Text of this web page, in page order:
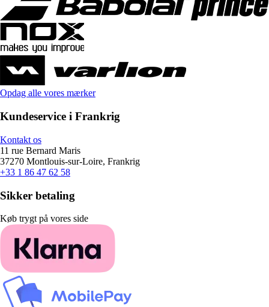
Opdag alle vores mærker
Kundeservice i Frankrig
Kontakt os
11 rue Bernard Maris
37270 Montlouis-sur-Loire, Frankrig
+33 1 86 47 62 58
Sikker betaling
Køb trygt på vores side